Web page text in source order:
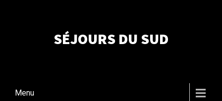
SÉJOURS DU SUD
Menu